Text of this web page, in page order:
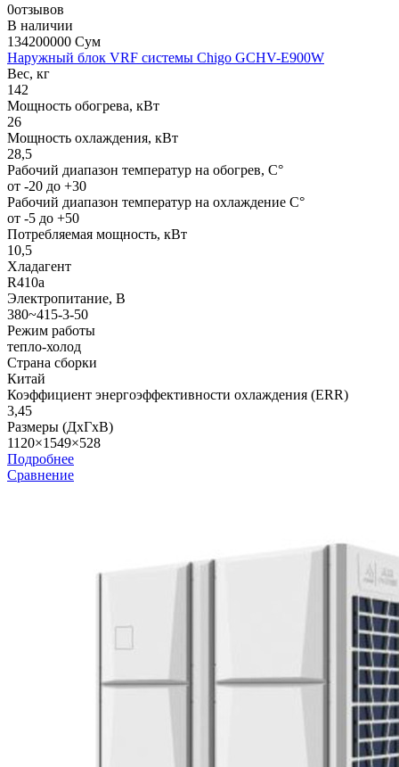
0отзывов
В наличии
134200000 Сум
Наружный блок VRF системы Chigo GCHV-E900W
Вес, кг
142
Мощность обогрева, кВт
26
Мощность охлаждения, кВт
28,5
Рабочий диапазон температур на обогрев, С°
от -20 до +30
Рабочий диапазон температур на охлаждение С°
от -5 до +50
Потребляемая мощность, кВт
10,5
Хладагент
R410a
Электропитание, В
380~415-3-50
Режим работы
тепло-холод
Страна сборки
Китай
Коэффициент энергоэффективности охлаждения (ERR)
3,45
Размеры (ДхГхВ)
1120×1549×528
Подробнее
Сравнение